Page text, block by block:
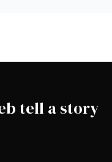
tell a story